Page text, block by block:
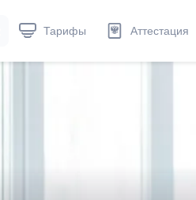
Тарифы Аттестация